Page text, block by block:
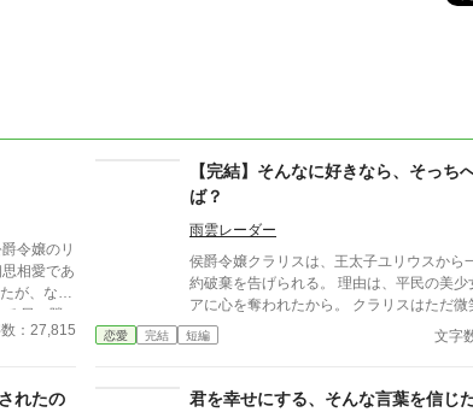
令嬢のリ
相愛であ
が、なか
でくるこ
未来の皇
：27,815
【完結】そんなに好きなら、そっち
ば？
雨雲レーダー
侯爵令嬢クラリスは、王太子ユリウスから
約破棄を告げられる。 理由は、平民の美少女リナリ
アに心を奪われたから。 クラリスはただ微笑み、こ
う返す。 「そんなに好きなら、そっちへ行けば？」
そうして物語は終わる……はずだった。 けれど、こ
みです。 ＊1日3回更新（7時・12時・18
恋愛 完結 短編 文字
れたの
君を幸せにする、そんな言葉を信じ